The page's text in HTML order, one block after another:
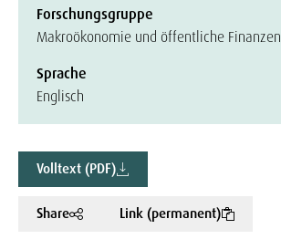
Forschungsgruppe
Makroökonomie und öffentliche Finanzen
Sprache
Englisch
Volltext (PDF)
Share Link (permanent)